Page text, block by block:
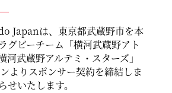
Japanは、東京都武蔵野市を本
グビーチーム「横河武蔵野アト
河武蔵野アルテミ・スターズ」
よりスポンサー契約を締結しま
せいたします。